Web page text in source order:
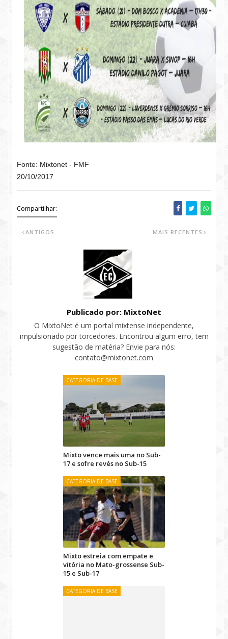
Fonte: Mixtonet - FMF
20/10/2017
Compartilhar:
MAIS RECENTES
ANTIGOS
Publicado por: MixtoNet
O MixtoNet é um portal mixtense independente,
impulsionado por torcedores. Encontrou algum erro, tem
sugestão de matéria? Envie para nós:
contato@mixtonet.com
CATEGORIA DE BASE
Mixto vence mais uma no Sub-
17 e sofre revés no Sub-15
CATEGORIA DE BASE
Mixto estreia com empate e
vitória no Mato-grossense Sub-
15 e Sub-17
CATEGORIA DE BASE